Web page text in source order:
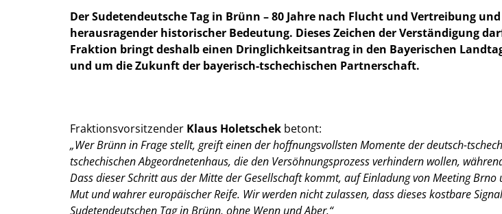
Der Sudetendeutsche Tag in Brünn – 80 Jahre nach Flucht und Vertreibung
herausragender historischer Bedeutung. Dieses Zeichen der Verständigung
Fraktion bringt deshalb einen Dringlichkeitsantrag in den Bayerischen
und um die Zukunft der bayerisch-tschechischen Partnerschaft.
Fraktionsvorsitzender Klaus Holetschek betont:
Wer Brünn in Frage stellt, greift einen der hoffnungsvollsten Momente der deutsch-
tschechischen Abgeordnetenhaus, die den Versöhnungsprozess verhindern wollen,
Dass dieser Schritt aus der Mitte der Gesellschaft kommt, auf Einladung von Meeting
Mut und wahrer europäischer Reife. Wir werden nicht zulassen, dass dieses kostbare
Sudetendeutschen Tag in Brünn, ohne Wenn und Aber.“